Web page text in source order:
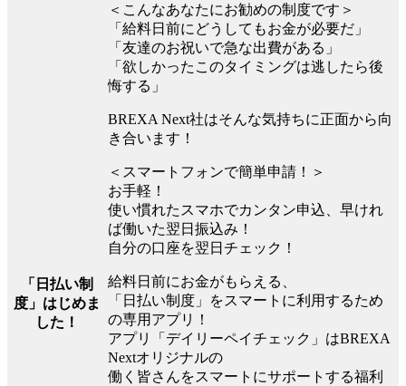
「日払い制
度」はじめま
した！
＜こんなあなたにお勧めの制度です＞
「給料日前にどうしてもお金が必要だ」
「友達のお祝いで急な出費がある」
「欲しかったこのタイミングは逃したら後
悔する」
BREXA Next社はそんな気持ちに正面から向
き合います！
＜スマートフォンで簡単申請！＞
お手軽！
使い慣れたスマホでカンタン申込、早けれ
ば働いた翌日振込み！
自分の口座を翌日チェック！
給料日前にお金がもらえる、
「日払い制度」をスマートに利用するため
の専用アプリ！
アプリ「デイリーペイチェック」はBREXA
Nextオリジナルの
働く皆さんをスマートにサポートする福利